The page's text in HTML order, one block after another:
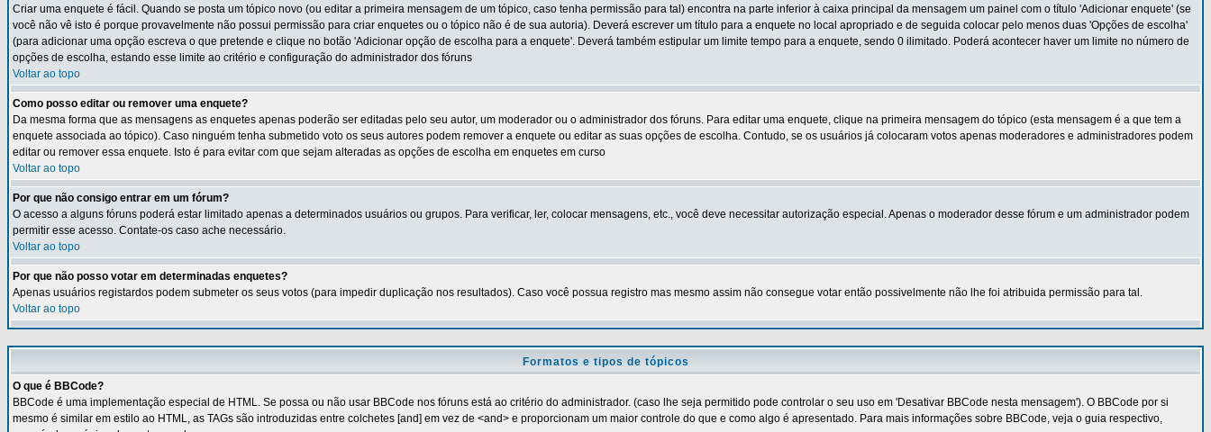
Criar uma enquete é fácil. Quando se posta um tópico novo (ou editar a primeira mensagem de um tópico, caso tenha permissão para tal) encontra na parte inferior à caixa principal da mensagem um painel com o título 'Adicionar enquete' (se
você não vê isto é porque provavelmente não possui permissão para criar enquetes ou o tópico não é de sua autoria). Deverá escrever um título para a enquete no local apropriado e de seguida colocar pelo menos duas 'Opções de escolha'
(para adicionar uma opção escreva o que pretende e clique no botão 'Adicionar opção de escolha para a enquete'. Deverá também estipular um limite tempo para a enquete, sendo 0 ilimitado. Poderá acontecer haver um limite no número de
opções de escolha, estando esse limite ao critério e configuração do administrador dos fóruns
Voltar ao topo
Como posso editar ou remover uma enquete?
Da mesma forma que as mensagens as enquetes apenas poderão ser editadas pelo seu autor, um moderador ou o administrador dos fóruns. Para editar uma enquete, clique na primeira mensagem do tópico (esta mensagem é a que tem a
enquete associada ao tópico). Caso ninguém tenha submetido voto os seus autores podem remover a enquete ou editar as suas opções de escolha. Contudo, se os usuários já colocaram votos apenas moderadores e administradores podem
editar ou remover essa enquete. Isto é para evitar com que sejam alteradas as opções de escolha em enquetes em curso
Voltar ao topo
Por que não consigo entrar em um fórum?
O acesso a alguns fóruns poderá estar limitado apenas a determinados usuários ou grupos. Para verificar, ler, colocar mensagens, etc., você deve necessitar autorização especial. Apenas o moderador desse fórum e um administrador podem
permitir esse acesso. Contate-os caso ache necessário.
Voltar ao topo
Por que não posso votar em determinadas enquetes?
Apenas usuários registardos podem submeter os seus votos (para impedir duplicação nos resultados). Caso você possua registro mas mesmo assim não consegue votar então possivelmente não lhe foi atribuida permissão para tal.
Voltar ao topo
Formatos e tipos de tópicos
O que é BBCode?
BBCode é uma implementação especial de HTML. Se possa ou não usar BBCode nos fóruns está ao critério do administrador. (caso lhe seja permitido pode controlar o seu uso em 'Desativar BBCode nesta mensagem'). O BBCode por si
mesmo é similar em estilo ao HTML, as TAGs são introduzidas entre colchetes [and] em vez de <and> e proporcionam um maior controle do que e como algo é apresentado. Para mais informações sobre BBCode, veja o guia respectivo,